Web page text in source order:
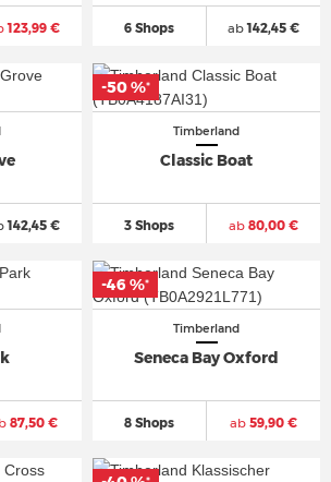
123,99 € 6 Shops ab142,45 €
142,45 €
Timberland
Classic Boat
3 Shops ab80,00 €
-50 %*
87,50 €
Timberland
Seneca Bay Oxford
8 Shops ab59,90 €
-46 %*